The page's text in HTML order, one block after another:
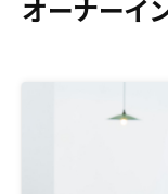
オーナーイ